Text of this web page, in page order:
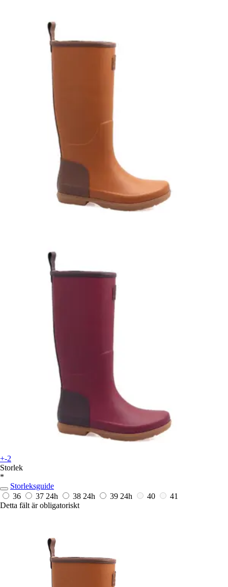
+-2
Storlek
*
Storleksguide
36
37 24h 38 24h 39 24h 40
41
Detta fält är obligatoriskt